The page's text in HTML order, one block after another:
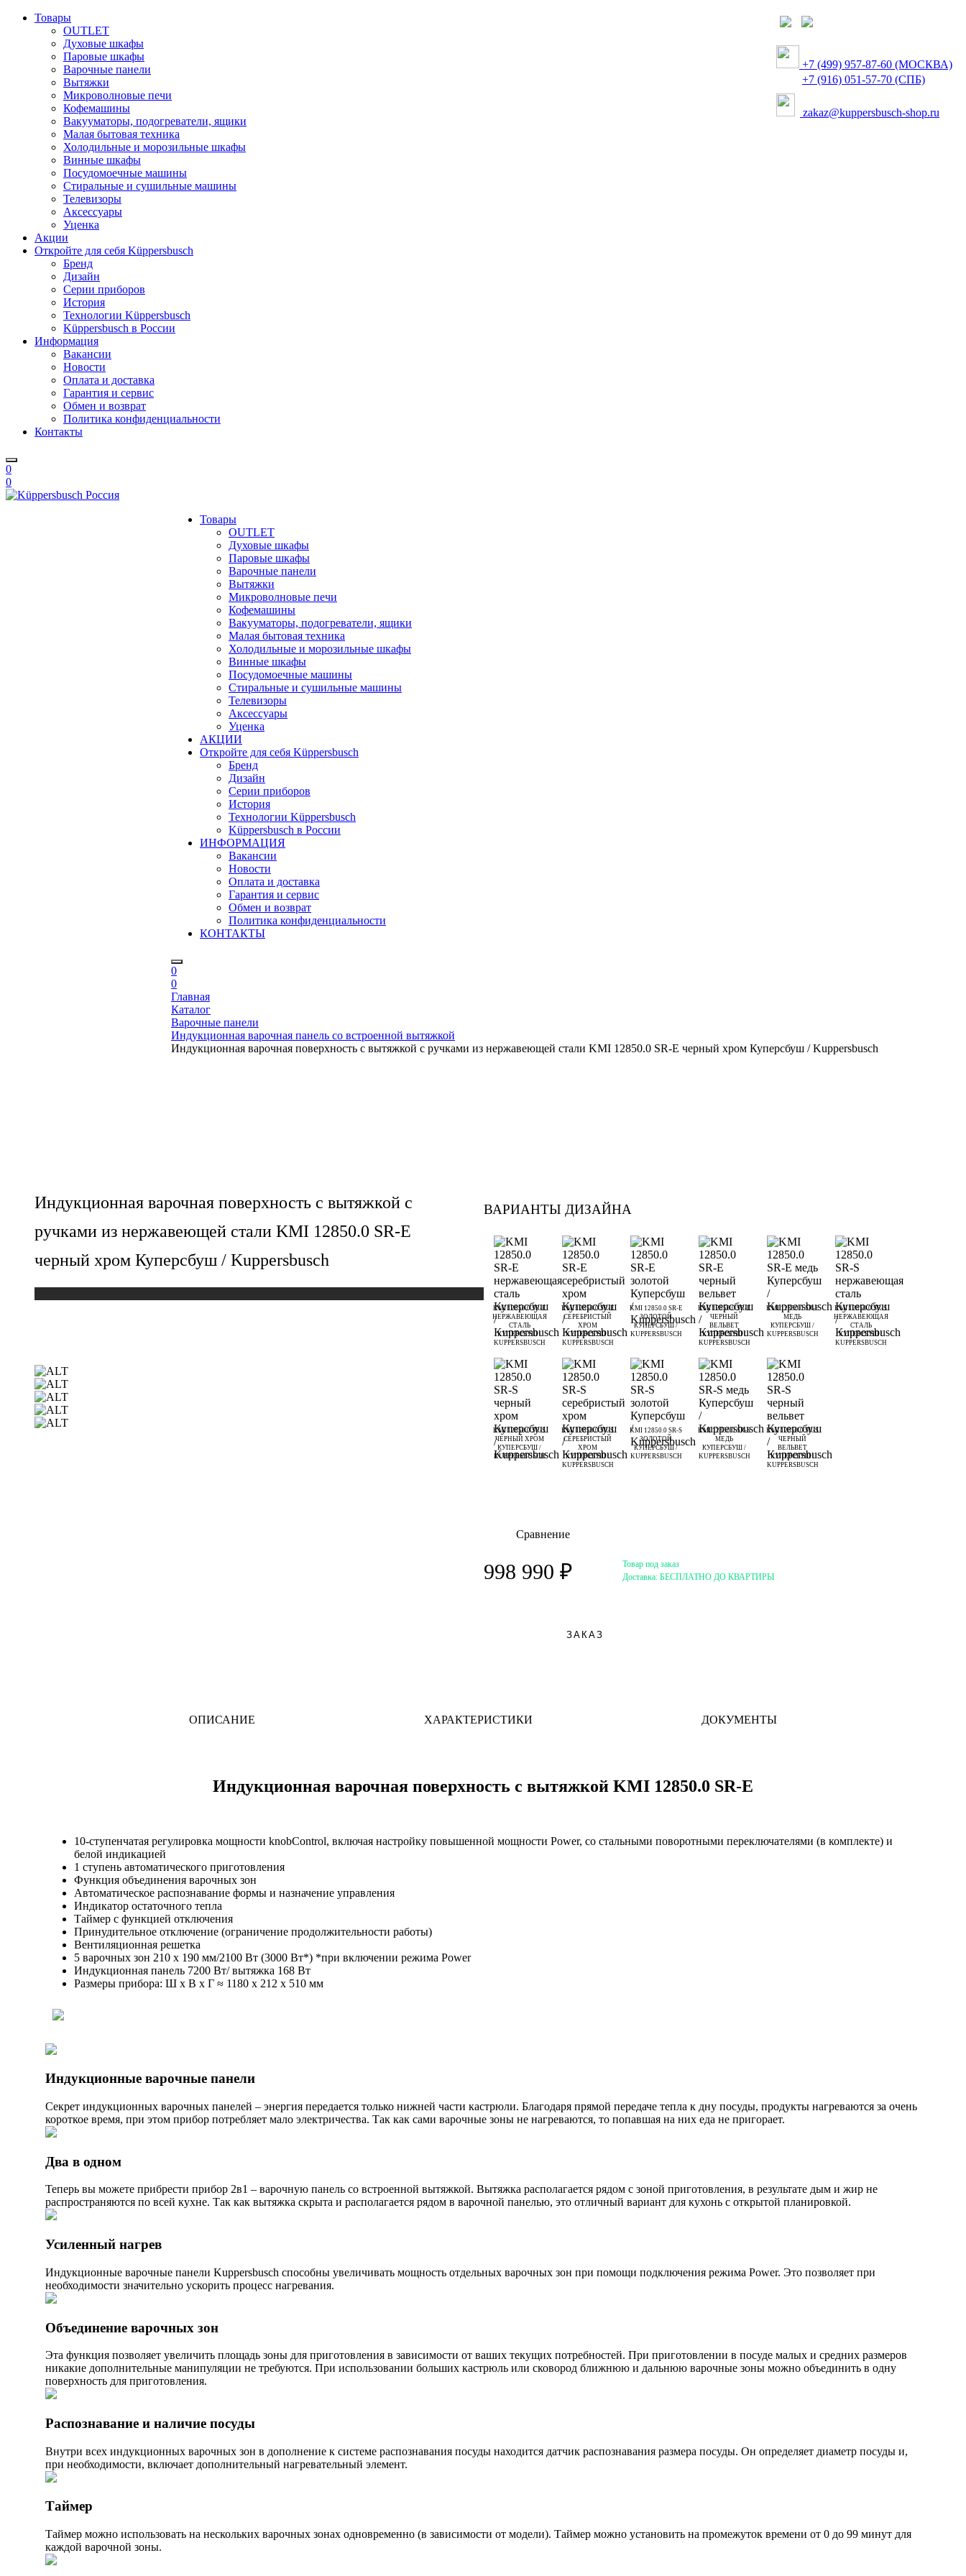
Товары
OUTLET
Духовые шкафы
Паровые шкафы
Варочные панели
Вытяжки
Микроволновые печи
Кофемашины
Вакууматоры, подогреватели, ящики
Малая бытовая техника
Холодильные и морозильные шкафы
Винные шкафы
Посудомоечные машины
Стиральные и сушильные машины
Телевизоры
Аксессуары
Уценка
Акции
Откройте для себя Küppersbusch
Бренд
Дизайн
Серии приборов
История
Технологии Küppersbusch
Küppersbusch в России
Информация
Вакансии
Новости
Оплата и доставка
Гарантия и сервис
Обмен и возврат
Политика конфиденциальности
Контакты
0
0
Товары
OUTLET
Духовые шкафы
Паровые шкафы
Варочные панели
Вытяжки
Микроволновые печи
Кофемашины
Вакууматоры, подогреватели, ящики
Малая бытовая техника
Холодильные и морозильные шкафы
Винные шкафы
Посудомоечные машины
Стиральные и сушильные машины
Телевизоры
Аксессуары
Уценка
АКЦИИ
Откройте для себя Küppersbusch
Бренд
Дизайн
Серии приборов
История
Технологии Küppersbusch
Küppersbusch в России
ИНФОРМАЦИЯ
Вакансии
Новости
Оплата и доставка
Гарантия и сервис
Обмен и возврат
Политика конфиденциальности
КОНТАКТЫ
0
0
Главная
Каталог
Варочные панели
Индукционная варочная панель со встроенной вытяжкой
Индукционная варочная поверхность с вытяжкой с ручками из нержавеющей стали KMI 12850.0 SR-E черный хром Куперсбуш / Kuppersbusch
Индукционная варочная поверхность с вытяжкой с
ручками из нержавеющей стали KMI 12850.0 SR-E
черный хром Куперсбуш / Kuppersbusch
ВАРИАНТЫ ДИЗАЙНА
KMI 12850.0 SR-E
НЕРЖАВЕЮЩАЯ
СТАЛЬ
КУПЕРСБУШ /
KUPPERSBUSCH
KMI 12850.0 SR-E
СЕРЕБРИСТЫЙ
ХРОМ
КУПЕРСБУШ /
KUPPERSBUSCH
KMI 12850.0 SR-E
ЗОЛОТОЙ
КУПЕРСБУШ /
KUPPERSBUSCH
KMI 12850.0 SR-E
ЧЕРНЫЙ
ВЕЛЬВЕТ
КУПЕРСБУШ /
KUPPERSBUSCH
KMI 12850.0 SR-E
МЕДЬ
КУПЕРСБУШ /
KUPPERSBUSCH
KMI 12850.0 SR-S
НЕРЖАВЕЮЩАЯ
СТАЛЬ
КУПЕРСБУШ /
KUPPERSBUSCH
KMI 12850.0 SR-S
ЧЕРНЫЙ ХРОМ
КУПЕРСБУШ /
KUPPERSBUSCH
KMI 12850.0 SR-S
СЕРЕБРИСТЫЙ
ХРОМ
КУПЕРСБУШ /
KUPPERSBUSCH
KMI 12850.0 SR-S
ЗОЛОТОЙ
КУПЕРСБУШ /
KUPPERSBUSCH
KMI 12850.0 SR-S
МЕДЬ
КУПЕРСБУШ /
KUPPERSBUSCH
KMI 12850.0 SR-S
ЧЕРНЫЙ
ВЕЛЬВЕТ
КУПЕРСБУШ /
KUPPERSBUSCH
Сравнение
998 990 ₽
Товар под заказ
Доставка: БЕСПЛАТНО ДО КВАРТИРЫ
ЗАКАЗ
ОПИСАНИЕ ХАРАКТЕРИСТИКИ ДОКУМЕНТЫ
Индукционная варочная поверхность с вытяжкой KMI 12850.0 SR-E
10-ступенчатая регулировка мощности knobControl, включая настройку повышенной мощности Power, со стальными поворотными переключателями (в комплекте) и
белой индикацией
1 ступень автоматического приготовления
Функция объединения варочных зон
Автоматическое распознавание формы и назначение управления
Индикатор остаточного тепла
Таймер с функцией отключения
Принудительное отключение (ограничение продолжительности работы)
Вентиляционная решетка
5 варочных зон 210 х 190 мм/2100 Вт (3000 Вт*) *при включении режима Power
Индукционная панель 7200 Вт/ вытяжка 168 Вт
Размеры прибора: Ш x В x Г ≈ 1180 x 212 x 510 мм
Индукционные варочные панели
Секрет индукционных варочных панелей – энергия передается только нижней части кастрюли. Благодаря прямой передаче тепла к дну посуды, продукты нагреваются за очень
короткое время, при этом прибор потребляет мало электричества. Так как сами варочные зоны не нагреваются, то попавшая на них еда не пригорает.
Два в одном
Теперь вы можете прибрести прибор 2в1 – варочную панель со встроенной вытяжкой. Вытяжка располагается рядом с зоной приготовления, в результате дым и жир не
распространяются по всей кухне. Так как вытяжка скрыта и располагается рядом в варочной панелью, это отличный вариант для кухонь с открытой планировкой.
Усиленный нагрев
Индукционные варочные панели Kuppersbusch способны увеличивать мощность отдельных варочных зон при помощи подключения режима Power. Это позволяет при
необходимости значительно ускорить процесс нагревания.
Объединение варочных зон
Эта функция позволяет увеличить площадь зоны для приготовления в зависимости от ваших текущих потребностей. При приготовлении в посуде малых и средних размеров
никакие дополнительные манипуляции не требуются. При использовании больших кастрюль или сковород ближнюю и дальнюю варочные зоны можно объединить в одну
поверхность для приготовления.
Распознавание и наличие посуды
Внутри всех индукционных варочных зон в дополнение к системе распознавания посуды находится датчик распознавания размера посуды. Он определяет диаметр посуды и,
при необходимости, включает дополнительный нагревательный элемент.
Таймер
Таймер можно использовать на нескольких варочных зонах одновременно (в зависимости от модели). Таймер можно установить на промежуток времени от 0 до 99 минут для
каждой варочной зоны.
+7 (499) 957-87-60 (МОСКВА)
+7 (916) 051-57-70 (СПБ)
zakaz@kuppersbusch-shop.ru